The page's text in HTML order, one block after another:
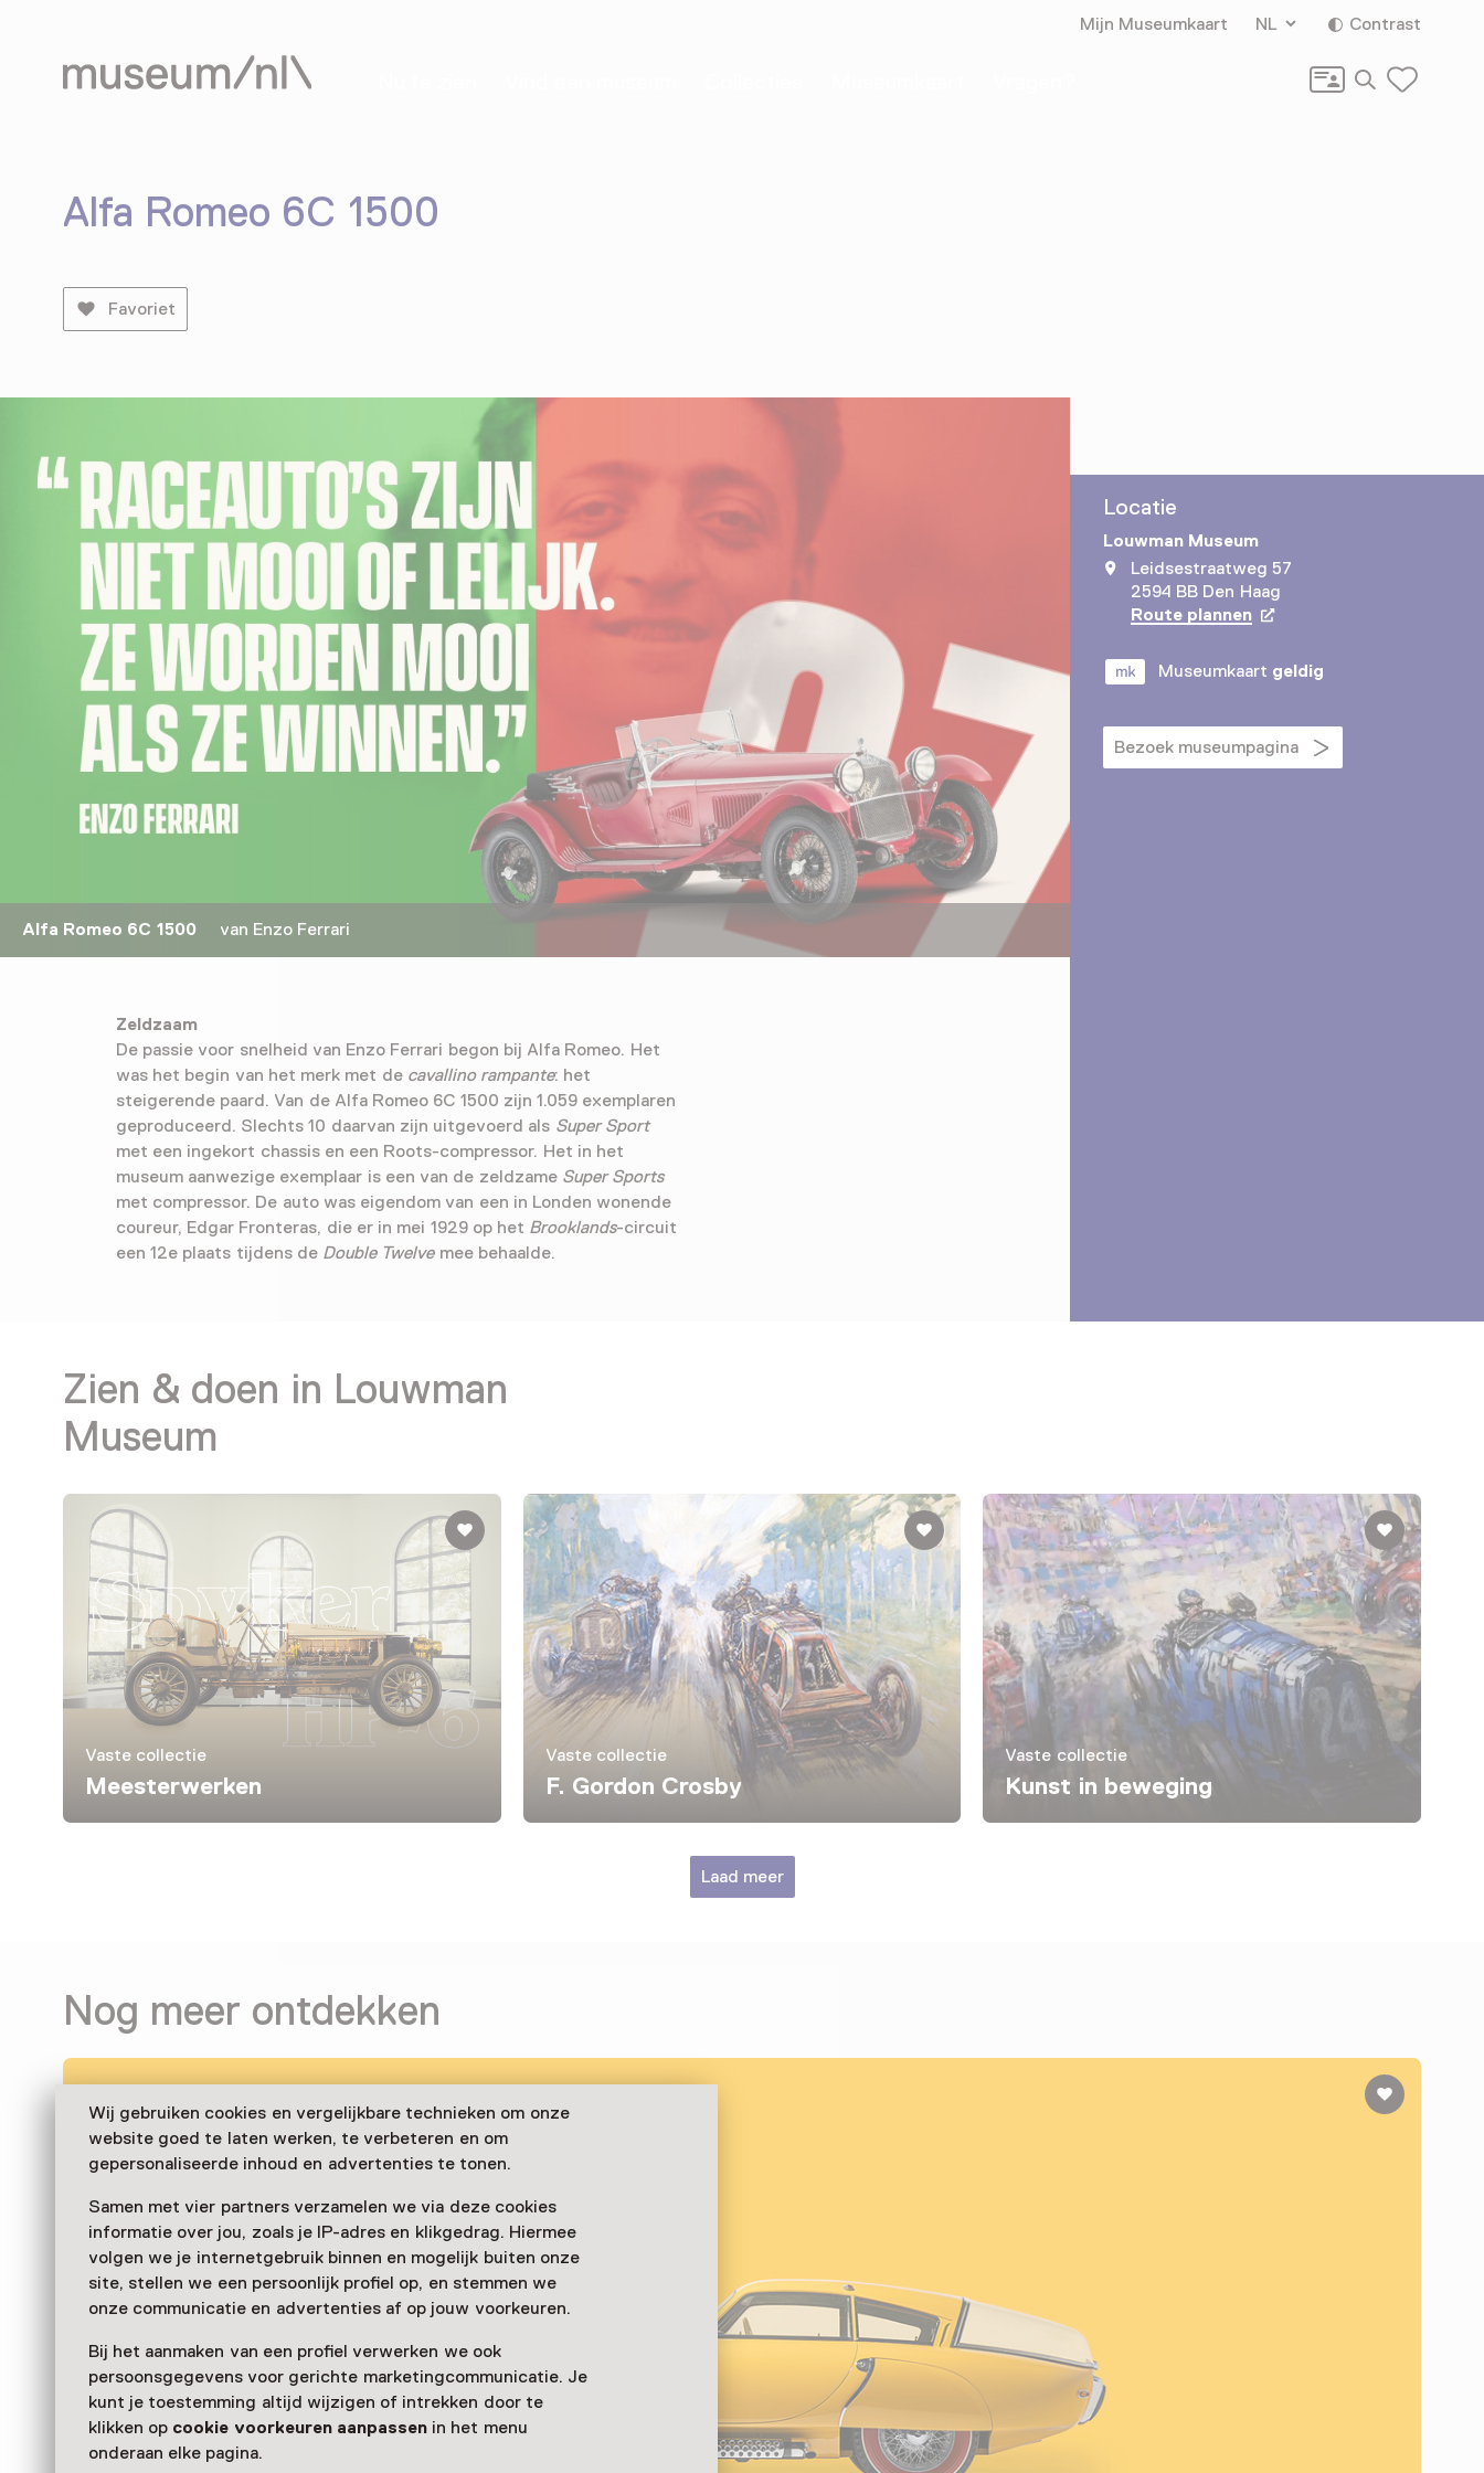
Wij gebruiken cookies en vergelijkbare technieken om onze
website goed te laten werken, te verbeteren en om
gepersonaliseerde inhoud en advertenties te tonen.
Samen met vier partners verzamelen we via deze cookies
informatie over jou, zoals je IP-adres en klikgedrag. Hiermee
volgen we je internetgebruik binnen en mogelijk buiten onze
site, stellen we een persoonlijk profiel op, en stemmen we
onze communicatie en advertenties af op jouw voorkeuren.
Bij het aanmaken van een profiel verwerken we ook
persoonsgegevens voor gerichte marketingcommunicatie. Je
kunt je toestemming altijd wijzigen of intrekken door te
klikken op cookie voorkeuren aanpassenin het menu
onderaan elke pagina.
Mijn Museumkaart NL Contrast
Zoeken
Alfa Romeo 6C 1500
Favoriet
Alfa Romeo 6C 1500van Enzo Ferrari
Zeldzaam
De passie voor snelheid van Enzo Ferrari begon bij Alfa Romeo. Het
was het begin van het merk met de cavallino rampante: het
steigerende paard. Van de Alfa Romeo 6C 1500 zijn 1.059 exemplaren
geproduceerd. Slechts 10 daarvan zijn uitgevoerd als Super Sport
met een ingekort chassis en een Roots-compressor. Het in het
museum aanwezige exemplaar is een van de zeldzame Super Sports
met compressor. De auto was eigendom van een in Londen wonende
coureur, Edgar Fronteras, die er in mei 1929 op het Brooklands-circuit
een 12e plaats tijdens de Double Twelvemee behaalde.
Locatie
Louwman Museum
Leidsestraatweg 57
2594 BB Den Haag
Route plannen Opent in een nieuw tabblad
Museumkaart geldig
Bezoek museumpagina
Zien & doen in Louwman
Museum
Vaste collectie
Meesterwerken
Vaste collectie
F. Gordon Crosby
Vaste collectie
Kunst in beweging
Laad meer
Nog meer ontdekken